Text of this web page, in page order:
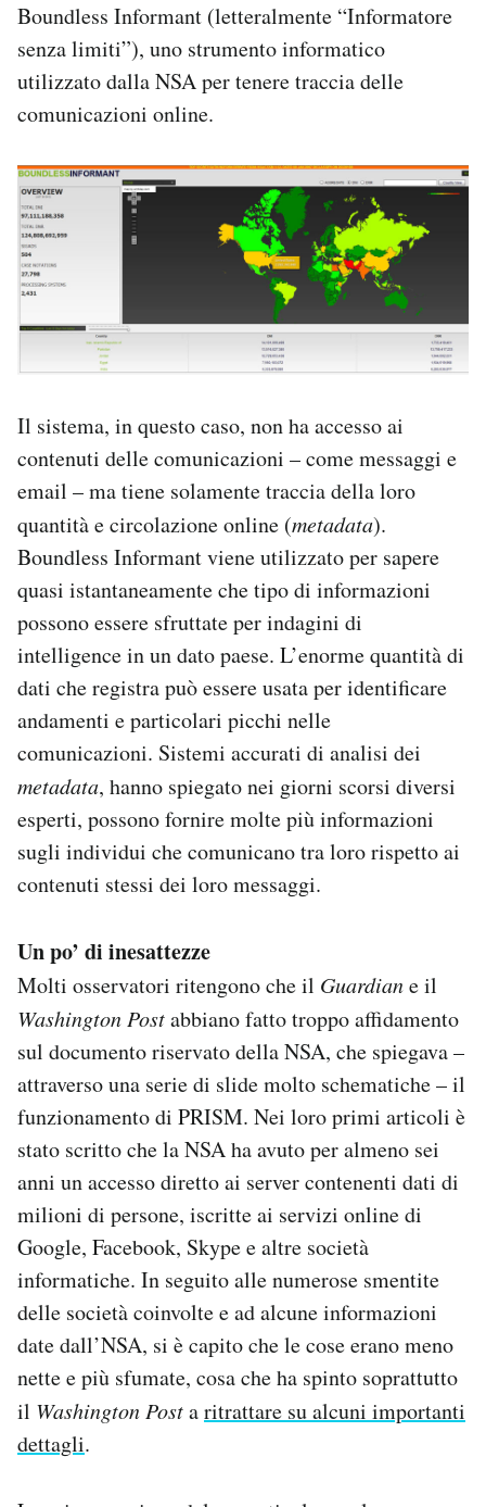
Boundless Informant (letteralmente “Informatore
senza limiti”), uno strumento informatico
utilizzato dalla NSA per tenere traccia delle
comunicazioni online.
Il sistema, in questo caso, non ha accesso ai
contenuti delle comunicazioni – come messaggi e
email – ma tiene solamente traccia della loro
quantità e circolazione online (metadata).
Boundless Informant viene utilizzato per sapere
quasi istantaneamente che tipo di informazioni
possono essere sfruttate per indagini di
intelligence in un dato paese. L’enorme quantità di
dati che registra può essere usata per identificare
andamenti e particolari picchi nelle
comunicazioni. Sistemi accurati di analisi dei
metadata, hanno spiegato nei giorni scorsi diversi
esperti, possono fornire molte più informazioni
sugli individui che comunicano tra loro rispetto ai
contenuti stessi dei loro messaggi.
Un po’ di inesattezze
Molti osservatori ritengono che il Guardiane il
Washington Postabbiano fatto troppo affidamento
sul documento riservato della NSA, che spiegava –
attraverso una serie di slide molto schematiche – il
funzionamento di PRISM. Nei loro primi articoli è
stato scritto che la NSA ha avuto per almeno sei
anni un accesso diretto ai server contenenti dati di
milioni di persone, iscritte ai servizi online di
Google, Facebook, Skype e altre società
informatiche. In seguito alle numerose smentite
delle società coinvolte e ad alcune informazioni
date dall’NSA, si è capito che le cose erano meno
nette e più sfumate, cosa che ha spinto soprattutto
il Washington Postaritrattare su alcuni importanti
dettagli.